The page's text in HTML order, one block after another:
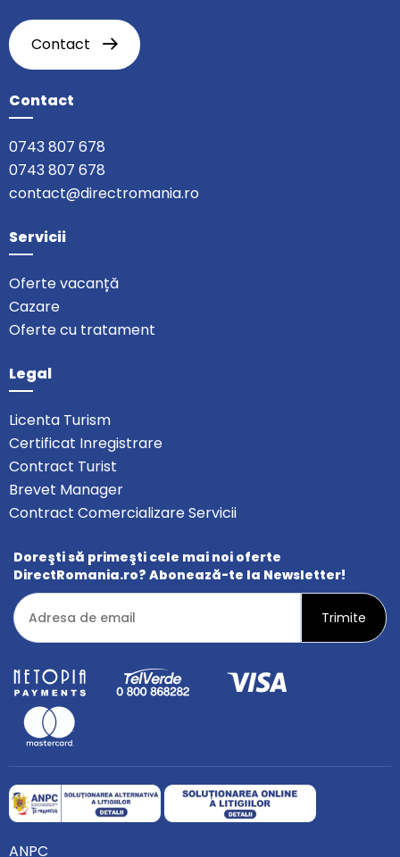
Contact
Contact
0743 807 678
0743 807 678
contact@directromania.ro
Servicii
Oferte vacanță
Cazare
Oferte cu tratament
Legal
Licenta Turism
Certificat Inregistrare
Contract Turist
Brevet Manager
Contract Comercializare Servicii
Doreşti să primeşti cele mai noi oferte
DirectRomania.ro? Abonează-te la Newsletter!
ANPC